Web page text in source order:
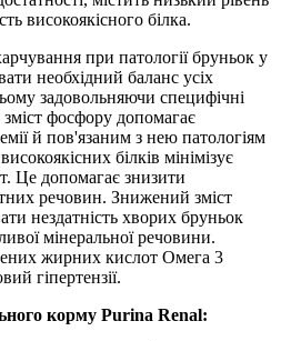
високоякісного білка.
при патології бруньок у
необхідний баланс усіх
задовольняючи специфічні
фосфору допомагає
й пов'язаним з нею патологіям
білків мінімізує
Це допомагає знизити
речовин. Знижений зміст
нездатність хворих бруньок
мінеральної речовини.
жирних кислот Омега 3
гіпертензії.
корму Purina Renal: